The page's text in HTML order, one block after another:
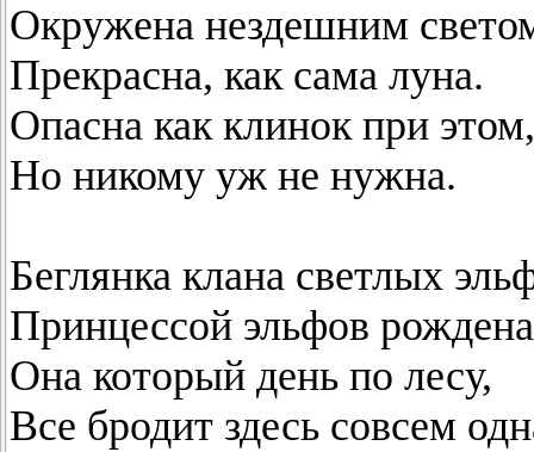
Окружена нездешним
Прекрасна, как сама луна.
Опасна как клинок при этом,
Но никому уж не нужна.
Беглянка клана светлых
Принцессой эльфов
Она который день по лесу,
Все бродит здесь совсем